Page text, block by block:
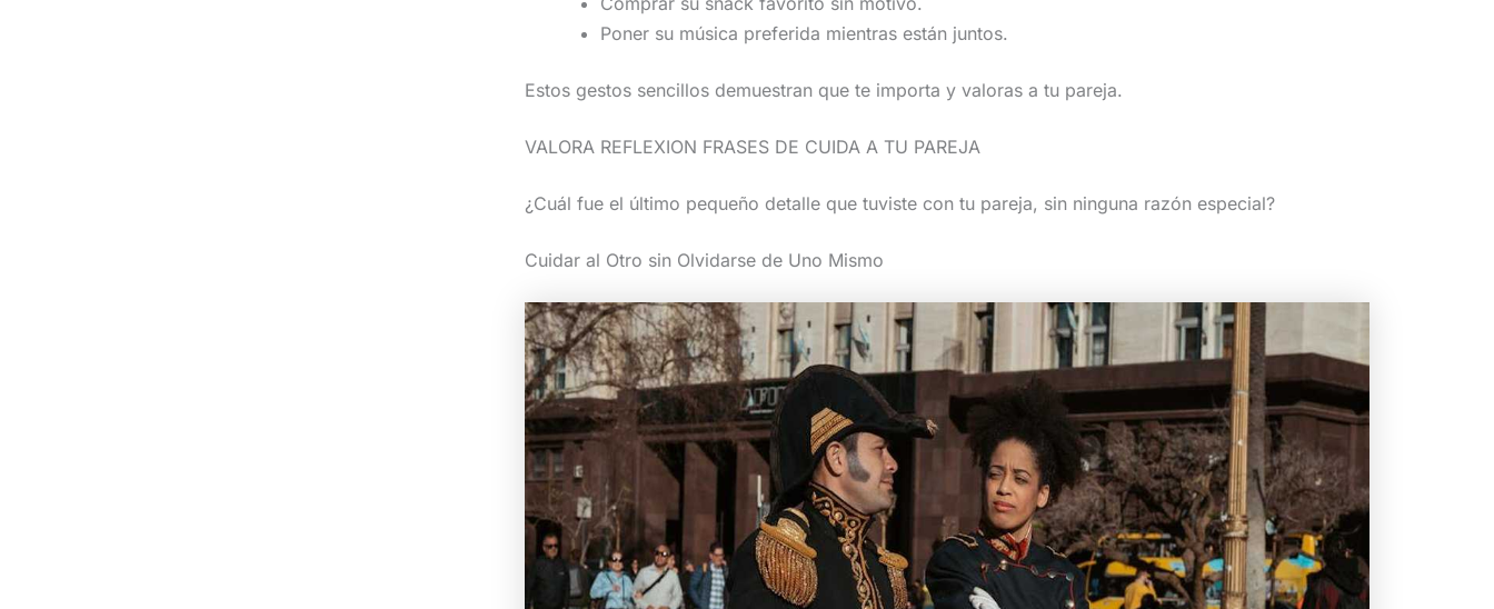
Poner su música preferida mientras están juntos.
Estos gestos sencillos demuestran que te importa y valoras a tu pareja.
VALORA REFLEXION FRASES DE CUIDA A TU PAREJA
¿Cuál fue el último pequeño detalle que tuviste con tu pareja, sin ninguna razón especial?
Cuidar al Otro sin Olvidarse de Uno Mismo